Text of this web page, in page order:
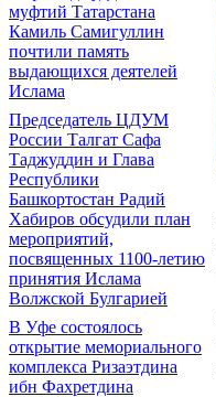
муфтий Татарстана
Камиль Самигуллин
почтили память
выдающихся деятелей
Ислама
Председатель ЦДУМ
России Талгат Сафа
Таджуддин и Глава
Республики
Башкортостан Радий
Хабиров обсудили план
мероприятий,
посвященных 1100-летию
принятия Ислама
Волжской Булгарией
В Уфе состоялось
открытие мемориального
комплекса Ризаэтдина
ибн Фахретдина